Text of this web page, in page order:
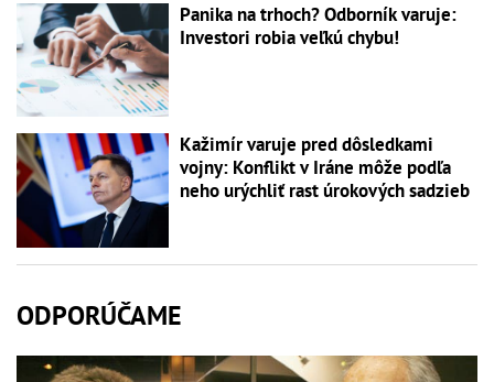
Panika na trhoch? Odborník varuje:
Investori robia veľkú chybu!
Kažimír varuje pred dôsledkami
vojny: Konflikt v Iráne môže podľa
neho urýchliť rast úrokových sadzieb
ODPORÚČAME